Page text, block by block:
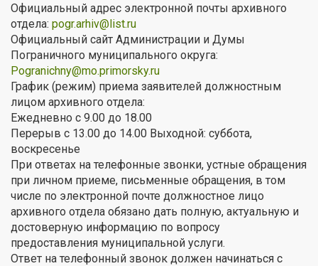
Официальный адрес электронной почты архивного
отдела: pogr.arhiv@list.ru
Официальный сайт Администрации и Думы
Пограничного муниципального округа:
Pogranichny@mo.primorsky.ru
График (режим) приема заявителей должностным
лицом архивного отдела:
Ежедневно с 9.00 до 18.00
Перерыв с 13.00 до 14.00 Выходной: суббота,
воскресенье
При ответах на телефонные звонки, устные обращения
при личном приеме, письменные обращения, в том
числе по электронной почте должностное лицо
архивного отдела обязано дать полную, актуальную и
достоверную информацию по вопросу
предоставления муниципальной услуги.
Ответ на телефонный звонок должен начинаться с